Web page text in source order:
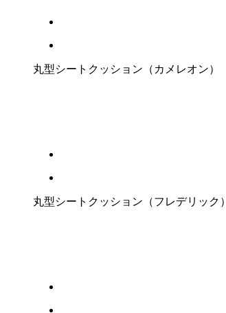
丸型シートクッション（カメレオン）
丸型シートクッション（フレデリック）